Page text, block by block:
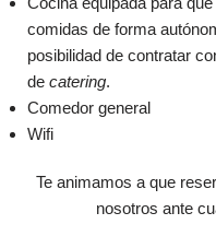
comidas de forma
posibilidad de contratar
de catering.
Comedor general
Wifi
Te animamos a que
nosotros ante